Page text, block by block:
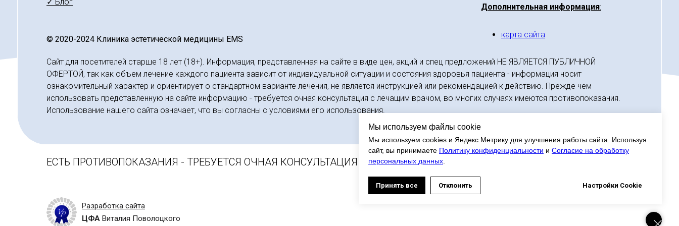
© 2020-2024 Клиника эстетической медицины EMS
Сайт для посетителей старше 18 лет (18+). Информация, представленная на сайте в виде цен, акций и спец предложений НЕ ЯВЛЯЕТСЯ ПУБЛИЧНОЙ
ОФЕРТОЙ, так как объем лечение каждого пациента зависит от индивидуальной ситуации и состояния здоровья пациента - информация носит
ознакомительный характер и ориентирует о стандартном варианте лечения, не является инструкцией или рекомендацией к действию. Прежде чем
использовать представленную на сайте информацию - требуется очная консультация с лечащим врачом, во многих случаях имеются противопоказания.
Использование нашего сайта означает, что вы согласны с условиями его использования.
карта сайта
Дополнительная информация:
ЕСТЬ ПРОТИВОПОКАЗАНИЯ - ТРЕБУЕТСЯ ОЧНАЯ КОНСУЛЬТАЦИЯ С ВРАЧОМ
Разработка сайта
ЦФА Виталия Поволоцкого
Мы используем файлы cookie
Мы используем cookies и Яндекс.Метрику для улучшения работы сайта. Используя
сайт, вы принимаете Политику конфиденциальности и Согласие на обработку
персональных данных.
Принять все Отклонить Настройки Cookie